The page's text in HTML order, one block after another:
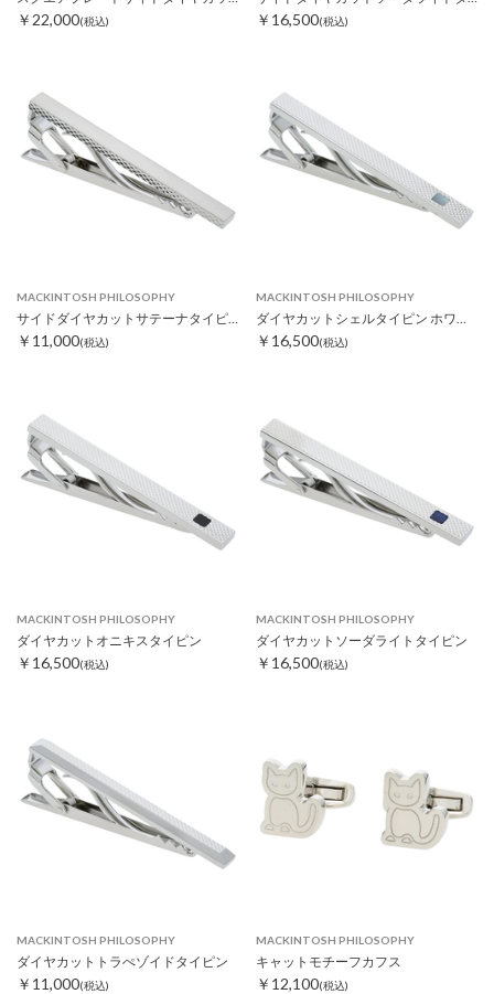
￥22,000(税込) ￥16,500(税込)
MACKINTOSH PHILOSOPHY
サイドダイヤカットサテーナタイピン
￥11,000(税込)
MACKINTOSH PHILOSOPHY
ダイヤカットシェルタイピン ホワイト
￥16,500(税込)
MACKINTOSH PHILOSOPHY
ダイヤカットオニキスタイピン
￥16,500(税込)
MACKINTOSH PHILOSOPHY
ダイヤカットソーダライトタイピン
￥16,500(税込)
MACKINTOSH PHILOSOPHY
ダイヤカットトラぺゾイドタイピン
￥11,000(税込)
MACKINTOSH PHILOSOPHY
キャットモチーフカフス
￥12,100(税込)